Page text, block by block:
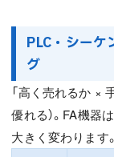
PLC・シーケ
グ
「高く売れるか ×
優れる）。FA機器は
大きく変わります。